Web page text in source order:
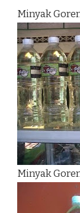
Minyak
Minyak